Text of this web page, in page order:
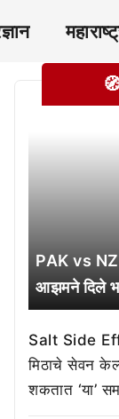
PAK vs NZ
आझमने दिले
Salt Side
मिठाचे सेवन
शकतात ‘या’